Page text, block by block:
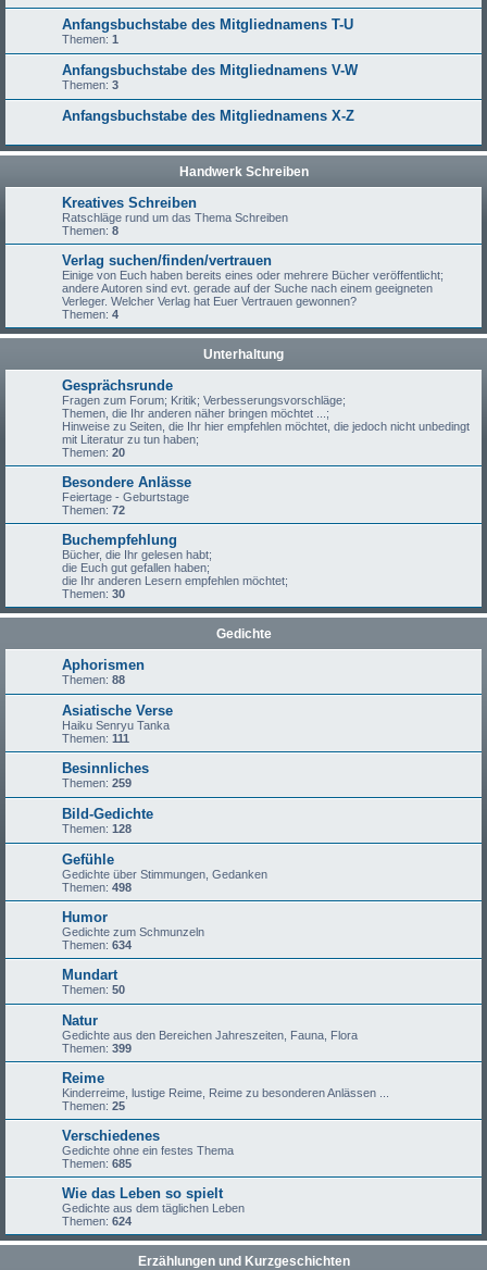
Anfangsbuchstabe des Mitgliednamens T-U
Themen: 1
Anfangsbuchstabe des Mitgliednamens V-W
Themen: 3
Anfangsbuchstabe des Mitgliednamens X-Z
Handwerk Schreiben
Kreatives Schreiben
Ratschläge rund um das Thema Schreiben
Themen: 8
Verlag suchen/finden/vertrauen
Einige von Euch haben bereits eines oder mehrere Bücher veröffentlicht;
andere Autoren sind evt. gerade auf der Suche nach einem geeigneten
Verleger. Welcher Verlag hat Euer Vertrauen gewonnen?
Themen: 4
Unterhaltung
Gesprächsrunde
Fragen zum Forum; Kritik; Verbesserungsvorschläge;
Themen, die Ihr anderen näher bringen möchtet ...;
Hinweise zu Seiten, die Ihr hier empfehlen möchtet, die jedoch nicht unbedingt
mit Literatur zu tun haben;
Themen: 20
Besondere Anlässe
Feiertage - Geburtstage
Themen: 72
Buchempfehlung
Bücher, die Ihr gelesen habt;
die Euch gut gefallen haben;
die Ihr anderen Lesern empfehlen möchtet;
Themen: 30
Gedichte
Aphorismen
Themen: 88
Asiatische Verse
Haiku Senryu Tanka
Themen: 111
Besinnliches
Themen: 259
Bild-Gedichte
Themen: 128
Gefühle
Gedichte über Stimmungen, Gedanken
Themen: 498
Humor
Gedichte zum Schmunzeln
Themen: 634
Mundart
Themen: 50
Natur
Gedichte aus den Bereichen Jahreszeiten, Fauna, Flora
Themen: 399
Reime
Kinderreime, lustige Reime, Reime zu besonderen Anlässen ...
Themen: 25
Verschiedenes
Gedichte ohne ein festes Thema
Themen: 685
Wie das Leben so spielt
Gedichte aus dem täglichen Leben
Themen: 624
Erzählungen und Kurzgeschichten